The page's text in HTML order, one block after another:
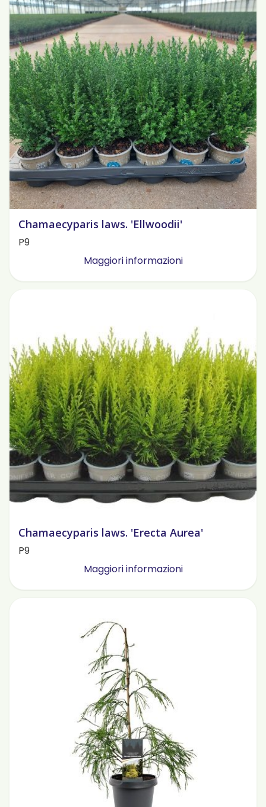
Chamaecyparis laws. 'Ellwoodii'
P9
Maggiori informazioni
Chamaecyparis laws. 'Erecta Aurea'
P9
Maggiori informazioni